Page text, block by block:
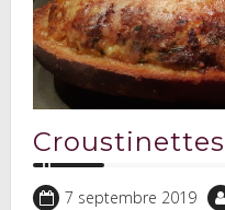
7 septembre 2019